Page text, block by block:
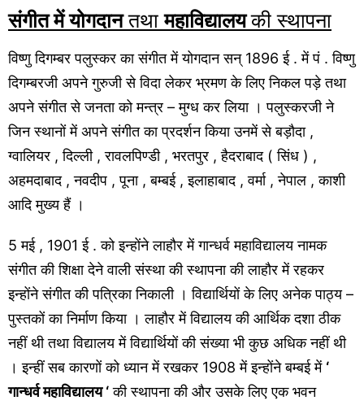
संगीत में योगदानतथामहाविद्यालयकी स्थापना
विष्णु दिगम्बर पलुस्कर का संगीत में योगदान सन् 1896 ई . में पं . विष्णु
दिगम्बरजी अपने गुरुजी से विदा लेकर भ्रमण के लिए निकल पड़े तथा
अपने संगीत से जनता को मन्त्र – मुग्ध कर लिया । पलुस्करजी ने
जिन स्थानों में अपने संगीत का प्रदर्शन किया उनमें से बड़ौदा ,
ग्वालियर , दिल्ली , रावलपिण्डी , भरतपुर , हैदराबाद ( सिंध ) ,
अहमदाबाद , नवदीप , पूना , बम्बई , इलाहाबाद , वर्मा , नेपाल , काशी
आदि मुख्य हैं ।
5 मई , 1901 ई . को इन्होंने लाहौर में गान्धर्व महाविद्यालय नामक
संगीत की शिक्षा देने वाली संस्था की स्थापना की लाहौर में रहकर
इन्होंने संगीत की पत्रिका निकाली । विद्यार्थियों के लिए अनेक पाठ्य –
पुस्तकों का निर्माण किया । लाहौर में विद्यालय की आर्थिक दशा ठीक
नहीं थी तथा विद्यालय में विद्यार्थियों की संख्या भी कुछ अधिक नहीं थी
। इन्हीं सब कारणों को ध्यान में रखकर 1908 में इन्होंने बम्बई में ‘
गान्धर्व महाविद्यालय ‘की स्थापना की और उसके लिए एक भवन